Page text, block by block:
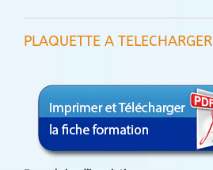
PLAQUETTE A TELECHARGER